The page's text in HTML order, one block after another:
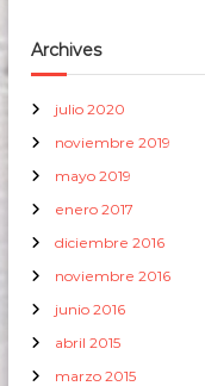
Archives
julio 2020
noviembre 2019
mayo 2019
enero 2017
diciembre 2016
noviembre 2016
junio 2016
abril 2015
marzo 2015